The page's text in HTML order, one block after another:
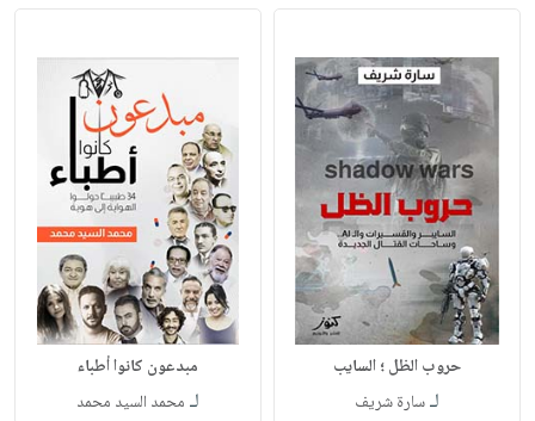
حروب الظل ؛ السايب
لـسارة شريف
مبدعون كانوا أطباء
لـ محمد السيد محمد